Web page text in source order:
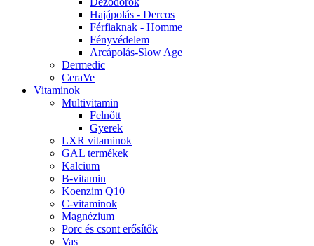
Hajápolás - Dercos
Férfiaknak - Homme
Fényvédelem
Arcápolás-Slow Age
Dermedic
CeraVe
Vitaminok
Multivitamin
Felnőtt
Gyerek
LXR vitaminok
GAL termékek
Kalcium
B-vitamin
Koenzim Q10
C-vitaminok
Magnézium
Porc és csont erősítők
Vas